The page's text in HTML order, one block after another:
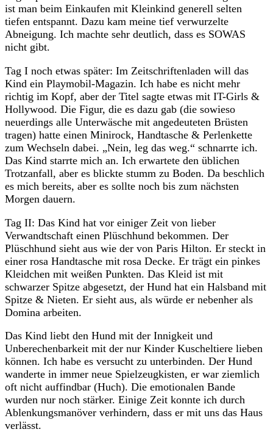
ist man beim Einkaufen mit Kleinkind generell selten
tiefen entspannt. Dazu kam meine tief verwurzelte
Abneigung. Ich machte sehr deutlich, dass es SOWAS
nicht gibt.
Tag I noch etwas später: Im Zeitschriftenladen will das
Kind ein Playmobil-Magazin. Ich habe es nicht mehr
richtig im Kopf, aber der Titel sagte etwas mit IT-Girls &
Hollywood. Die Figur, die es dazu gab (die sowieso
neuerdings alle Unterwäsche mit angedeuteten Brüsten
tragen) hatte einen Minirock, Handtasche & Perlenkette
zum Wechseln dabei. „Nein, leg das weg.“ schnarrte ich.
Das Kind starrte mich an. Ich erwartete den üblichen
Trotzanfall, aber es blickte stumm zu Boden. Da beschlich
es mich bereits, aber es sollte noch bis zum nächsten
Morgen dauern.
Tag II: Das Kind hat vor einiger Zeit von lieber
Verwandtschaft einen Plüschhund bekommen. Der
Plüschhund sieht aus wie der von Paris Hilton. Er steckt in
einer rosa Handtasche mit rosa Decke. Er trägt ein pinkes
Kleidchen mit weißen Punkten. Das Kleid ist mit
schwarzer Spitze abgesetzt, der Hund hat ein Halsband mit
Spitze & Nieten. Er sieht aus, als würde er nebenher als
Domina arbeiten.
Das Kind liebt den Hund mit der Innigkeit und
Unberechenbarkeit mit der nur Kinder Kuscheltiere lieben
können. Ich habe es versucht zu unterbinden. Der Hund
wanderte in immer neue Spielzeugkisten, er war ziemlich
oft nicht auffindbar (Huch). Die emotionalen Bande
wurden nur noch stärker. Einige Zeit konnte ich durch
Ablenkungsmanöver verhindern, dass er mit uns das Haus
verlässt.